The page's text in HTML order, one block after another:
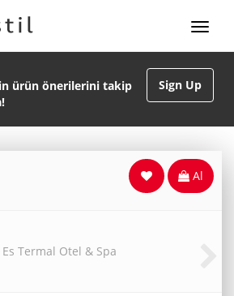
Sign Up
ürün önerilerini takip
Al